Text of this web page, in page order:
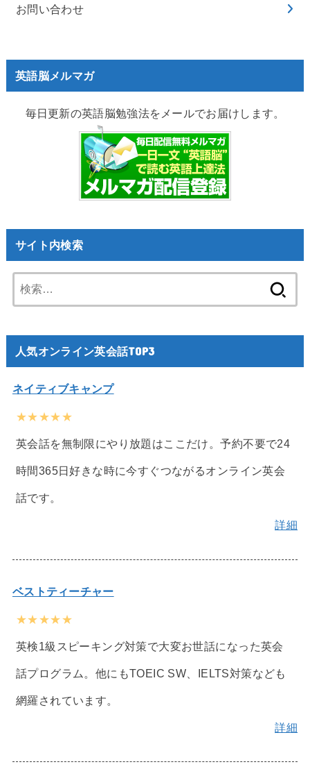
お問い合わせ
英語脳メルマガ
毎日更新の英語脳勉強法をメールでお届けします。
サイト内検索
索:
人気オンライン英会話TOP3
ネイティブキャンプ
★★★★★
英会話を無制限にやり放題はここだけ。予約不要で24
時間365日好きな時に今すぐつながるオンライン英会
話です。
詳細
ベストティーチャー
★★★★★
英検1級スピーキング対策で大変お世話になった英会
話プログラム。他にもTOEIC SW、IELTS対策なども
網羅されています。
詳細